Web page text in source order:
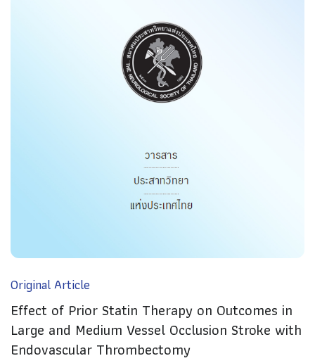
Original Article
Effect of Prior Statin Therapy on Outcomes in
Large and Medium Vessel Occlusion Stroke with
Endovascular Thrombectomy